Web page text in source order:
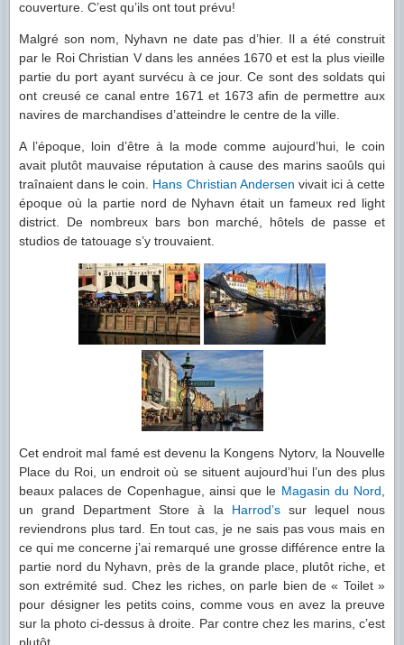
couverture. C’est qu’ils ont tout prévu!
Malgré son nom, Nyhavn ne date pas d’hier. Il a été construit
par le Roi Christian V dans les années 1670 et est la plus vieille
partie du port ayant survécu à ce jour. Ce sont des soldats qui
ont creusé ce canal entre 1671 et 1673 afin de permettre aux
navires de marchandises d’atteindre le centre de la ville.
A l’époque, loin d’être à la mode comme aujourd’hui, le coin
avait plutôt mauvaise réputation à cause des marins saoûls qui
traînaient dans le coin. Hans Christian Andersen vivait ici à cette
époque où la partie nord de Nyhavn était un fameux red light
district. De nombreux bars bon marché, hôtels de passe et
studios de tatouage s’y trouvaient.
Cet endroit mal famé est devenu la Kongens Nytorv, la Nouvelle
Place du Roi, un endroit où se situent aujourd’hui l’un des plus
beaux palaces de Copenhague, ainsi que le Magasin du Nord
un grand Department Store à la Harrod’ssur lequel nous
reviendrons plus tard. En tout cas, je ne sais pas vous mais en
ce qui me concerne j’ai remarqué une grosse différence entre la
partie nord du Nyhavn, près de la grande place, plutôt riche, et
son extrémité sud. Chez les riches, on parle bien de « Toilet »
pour désigner les petits coins, comme vous en avez la preuve
sur la photo ci-dessus à droite. Par contre chez les marins, c’est